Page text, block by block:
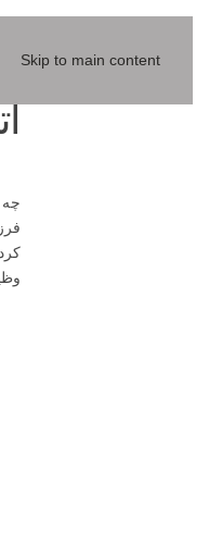
Skip to main content
چه